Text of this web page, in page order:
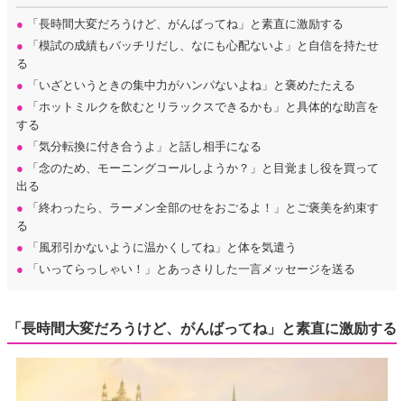
● 「長時間大変だろうけど、がんばってね」と素直に激励する
● 「模試の成績もバッチリだし、なにも心配ないよ」と自信を持たせ
る
● 「いざというときの集中力がハンパないよね」と褒めたたえる
● 「ホットミルクを飲むとリラックスできるかも」と具体的な助言を
する
● 「気分転換に付き合うよ」と話し相手になる
● 「念のため、モーニングコールしようか？」と目覚まし役を買って
出る
● 「終わったら、ラーメン全部のせをおごるよ！」とご褒美を約束す
る
● 「風邪引かないように温かくしてね」と体を気遣う
● 「いってらっしゃい！」とあっさりした一言メッセージを送る
「長時間大変だろうけど、がんばってね」と素直に激励する